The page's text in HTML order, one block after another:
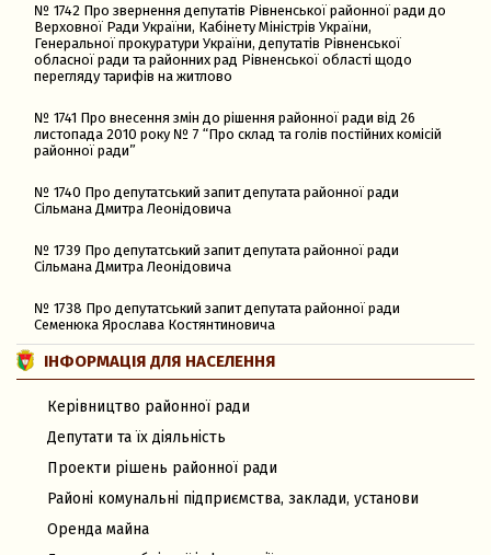
№ 1742 Про звернення депутатів Рівненської районної ради до
Верховної Ради України, Кабінету Міністрів України,
Генеральної прокуратури України, депутатів Рівненської
обласної ради та районних рад Рівненської області щодо
перегляду тарифів на житлово
№ 1741 Про внесення змін до рішення районної ради від 26
листопада 2010 року № 7 “Про склад та голів постійних комісій
районної ради”
№ 1740 Про депутатський запит депутата районної ради
Сільмана Дмитра Леонідовича
№ 1739 Про депутатський запит депутата районної ради
Сільмана Дмитра Леонідовича
№ 1738 Про депутатський запит депутата районної ради
Семенюка Ярослава Костянтиновича
ІНФОРМАЦІЯ ДЛЯ НАСЕЛЕННЯ
Керівництво районної ради
Депутати та їх діяльність
Проекти рішень районної ради
Районі комунальні підприємства, заклади, установи
Оренда майна